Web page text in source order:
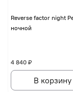
Reverse factor night
ночной
4 840 ₽
В корзину